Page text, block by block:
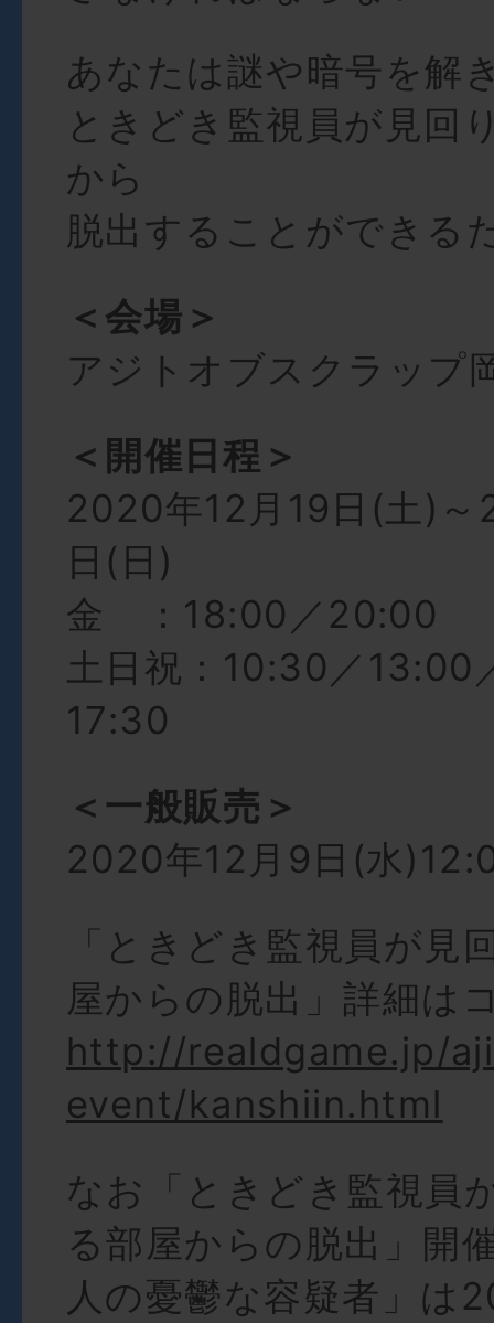
あなたは謎や暗号を解
ときどき監視員が見回
から
脱出することができる
＜会場＞
アジトオブスクラップ
＜開催日程＞
2020年12月19日(土)～
日(日)
金 ：18:00／20:00
土日祝：10:30／13:00
17:30
＜一般販売＞
2020年12月9日(水
「ときどき監視員が見
屋からの脱出」詳細は
http://realdgame.jp/
event/kanshiin.html
なお「ときどき監視員
る部屋からの脱出」開
人の憂鬱な容疑者」は